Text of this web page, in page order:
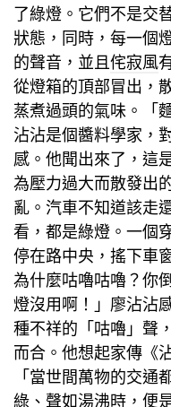
了綠燈。它們不是交
狀態，同時，每一個
的聲音，並且侘寂風
從燈箱的頂部冒出，
蒸煮過頭的氣味。「
沾沾是個醬料學家，
感。他聞出來了，這
為壓力過大而散發出
亂。汽車不知道該走
看，都是綠燈。一個
停在路中央，搖下車
為什麼咕嚕咕嚕？你
燈沒用啊！」廖沾沾
種不祥的「咕嚕」聲
而合。他想起家傳《
「當世間萬物的交通
綠、聲如湯沸時，便